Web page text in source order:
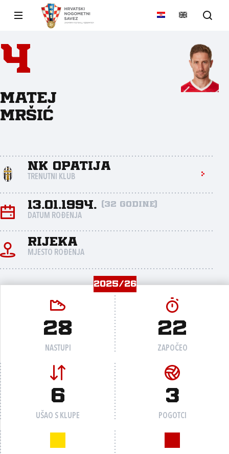
4
Matej
Mršić
NK Opatija
TRENUTNI KLUB
13.01.1994. (32 godine)
DATUM ROĐENJA
Rijeka
MJESTO ROĐENJA
2025/26
28
NASTUPI
22
ZAPOČEO
6
UŠAO S KLUPE
3
POGOTCI